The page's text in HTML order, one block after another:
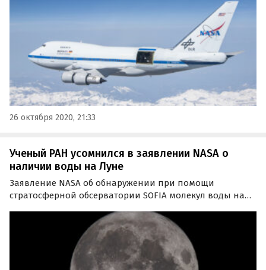
26 октября 2020, 21:33
Ученый РАН усомнился в заявлении NASA о
наличии воды на Луне
Заявление NASA об обнаружении при помощи
стратосферной обсерватории SOFIA молекул воды на
мнением выступил директор Института космических
исследований РАН Анатолий Петрукович в интервью
агентству РИА…